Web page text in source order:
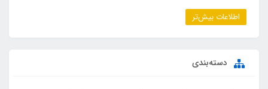
اطلاعات بیش‌تر
دسته‌بندی